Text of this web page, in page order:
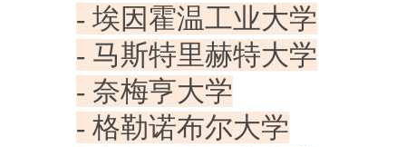
- 埃因霍温工业大学
- 马斯特里赫特大学
- 奈梅亨大学
- 格勒诺布尔大学